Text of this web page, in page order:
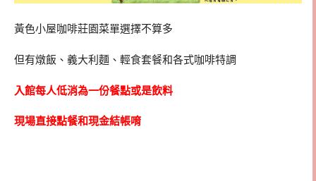
黃色小屋咖啡莊園菜單選擇不算多
但有燉飯、義大利麵、輕食套餐和各式咖啡特調
入館每人低消為一份餐點或是飲料
現場直接點餐和現金結帳唷